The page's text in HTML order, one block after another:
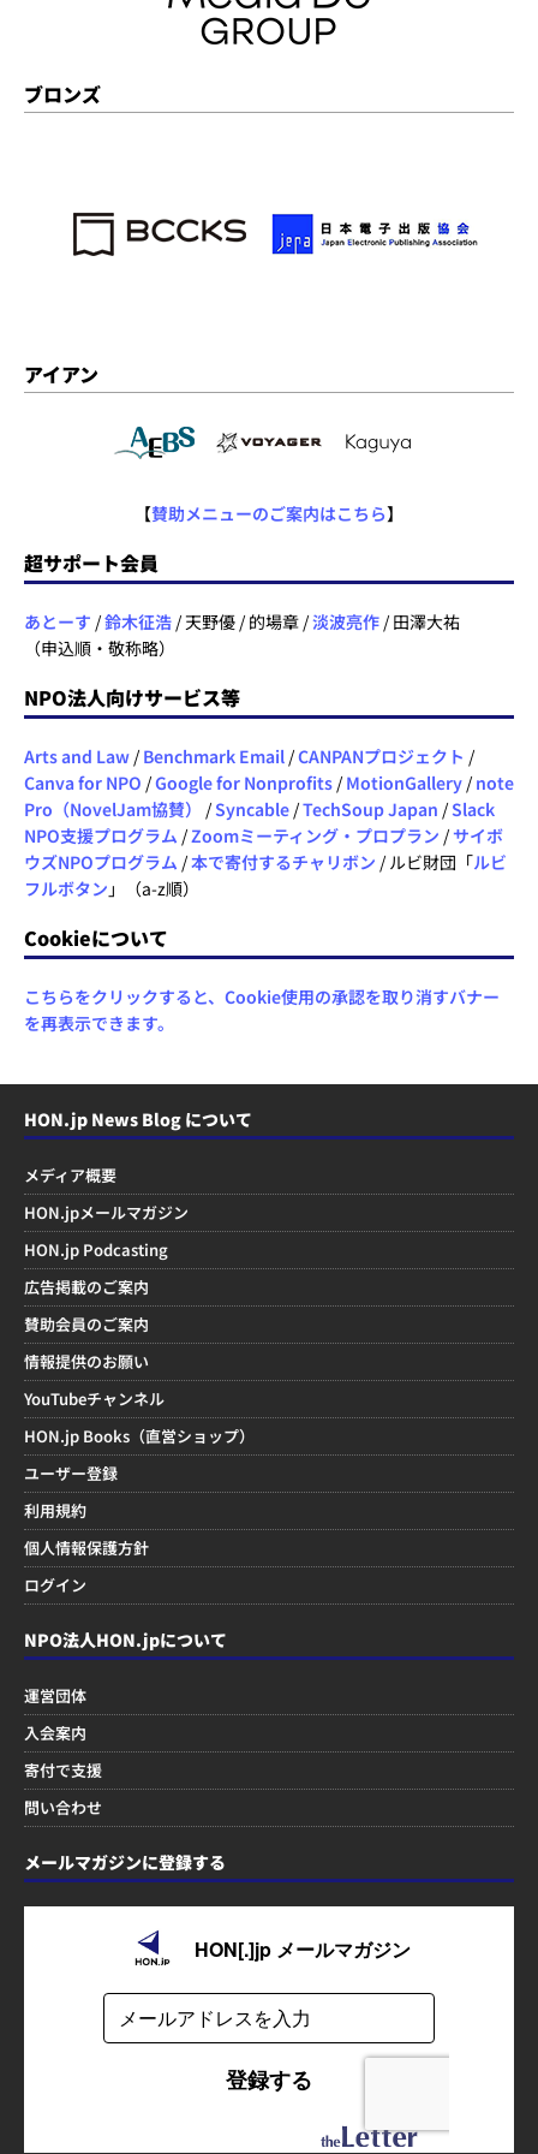
ブロンズ
アイアン
【賛助メニューのご案内はこちら】
超サポート会員
あとーす /鈴木征浩 / 天野優 / 的場章 /淡波亮作 / 田澤大祐
（申込順・敬称略）
NPO法人向けサービス等
Arts and Law / Benchmark Email /CANPANプロジェクト /
Canva for NPO /Google for Nonprofits / MotionGallery / note
Pro（NovelJam協賛）
/Syncable /TechSoup Japan /Slack
NPO支援プログラム /Zoomミーティング・プロプラン /サイボ
ウズNPOプログラム /本で寄付するチャリボン / ルビ財団「ルビ
フルボタン 」（a-z順）
Cookieについて
こちらをクリックすると、Cookie使用の承認を取り消すバナー
を再表示できます。
HON.jp News Blog について
メディア概要
HON.jpメールマガジン
HON.jp Podcasting
広告掲載のご案内
賛助会員のご案内
情報提供のお願い
YouTubeチャンネル
HON.jp Books（直営ショップ）
ユーザー登録
利用規約
個人情報保護方針
ログイン
NPO法人HON.jpについて
運営団体
入会案内
寄付で支援
問い合わせ
メールマガジンに登録する